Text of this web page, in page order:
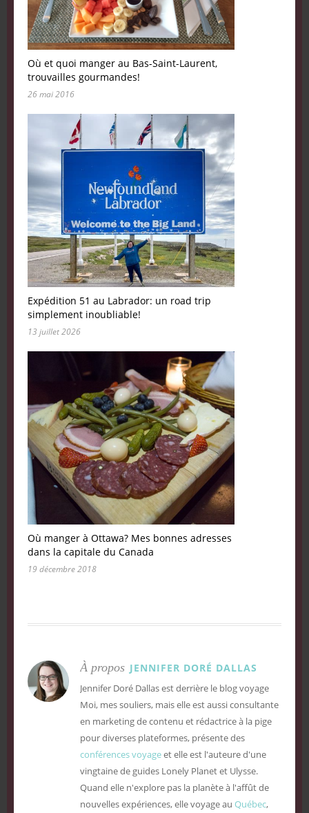
Où et quoi manger au Bas-Saint-Laurent,
trouvailles gourmandes!
26 mai 2016
Expédition 51 au Labrador: un road trip
simplement inoubliable!
13 juillet 2026
Où manger à Ottawa? Mes bonnes adresses
dans la capitale du Canada
19 décembre 2018
À propos JENNIFER DORÉ DALLAS
Jennifer Doré Dallas est derrière le blog voyage
Moi, mes souliers, mais elle est aussi consultante
en marketing de contenu et rédactrice à la pige
pour diverses plateformes, présente des
conférences voyageet elle est l'auteure d'une
vingtaine de guides Lonely Planet et Ulysse.
Quand elle n'explore pas la planète à l'affût de
nouvelles expériences, elle voyage au Québec,